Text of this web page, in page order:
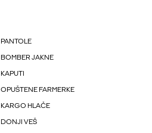
PANTOLE
BOMBER JAKNE
KAPUTI
OPUŠTENE FARMERKE
KARGO HLAČE
DONJI VEŠ